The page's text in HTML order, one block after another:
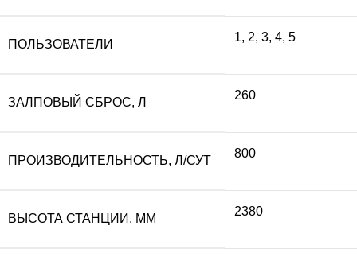
ПОЛЬЗОВАТЕЛИ
1, 2, 3, 4, 5
ЗАЛПОВЫЙ СБРОС, Л
260
ПРОИЗВОДИТЕЛЬНОСТЬ, Л/СУТ
800
ВЫСОТА СТАНЦИИ, ММ
2380